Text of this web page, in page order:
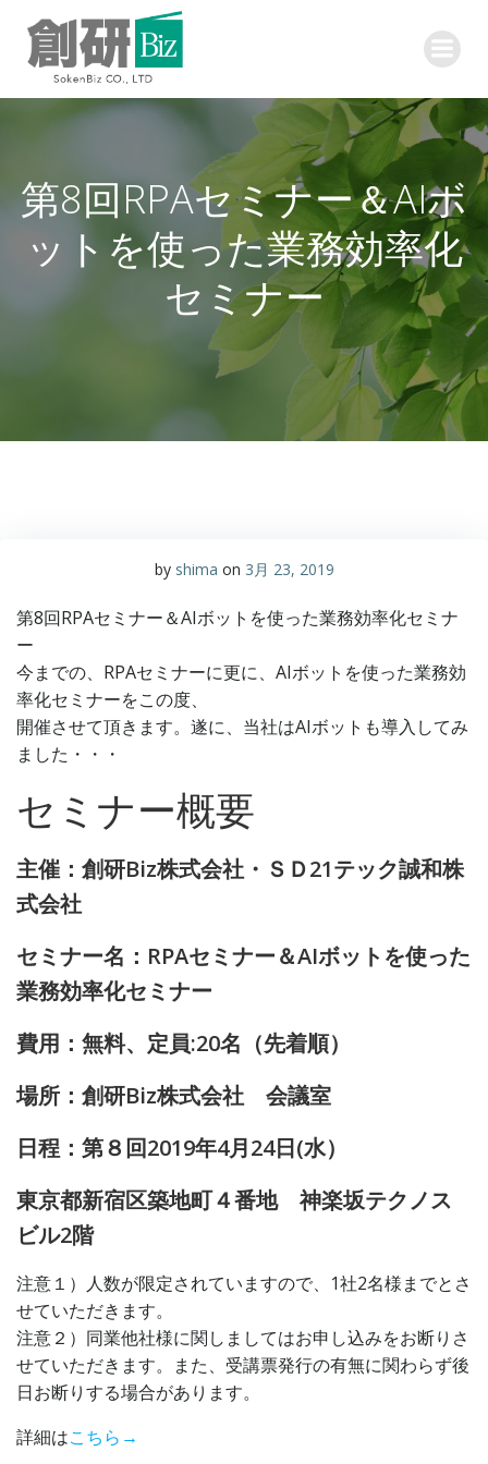
ツ
へ
キ
ッ
プ
第8回RPAセミナー＆AIボ
ットを使った業務効率化
セミナー
by shima on 3月 23, 2019
第8回RPAセミナー＆AIボットを使った業務効率化セミナ
ー
今までの、RPAセミナーに更に、AIボットを使った業務効
率化セミナーをこの度、
開催させて頂きます。遂に、当社はAIボットも導入してみ
ました・・・
セミナー概要
主催：創研Biz株式会社・ＳＤ21テック誠和株
式会社
セミナー名：RPAセミナー＆AIボットを使った
業務効率化セミナー
費用：無料、定員:20名（先着順）
場所：創研Biz株式会社 会議室
日程：第８回2019年4月24日(水）
東京都新宿区築地町４番地 神楽坂テクノス
ビル2階
注意１）人数が限定されていますので、1社2名様までとさ
せていただきます。
注意２）同業他社様に関しましてはお申し込みをお断りさ
せていただきます。また、受講票発行の有無に関わらず後
日お断りする場合があります。
詳細はこちら→